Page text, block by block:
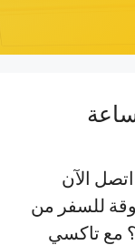
24 ساعة – اتصل الآن
للسفر من
مع تاكسي